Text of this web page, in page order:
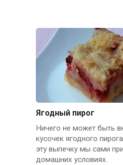
Ягодный пирог
Ничего не может быть
кусочек ягодного
эту выпечку мы сами
домашних условиях.